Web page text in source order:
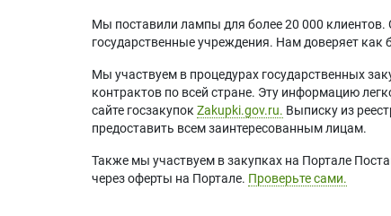
Мы поставили лампы для более 20 000 клиентов.
государственные учреждения. Нам доверяет
Мы участвуем в процедурах государственных
контрактов по всей стране. Эту информацию
сайте госзакупок Zakupki.gov.ru. Выписку из
предоставить всем заинтересованным лицам.
Также мы участвуем в закупках на Портале
через оферты на Портале. Проверьте сами.